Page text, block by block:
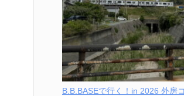
B.B.BASEで行く！in 2026 外房